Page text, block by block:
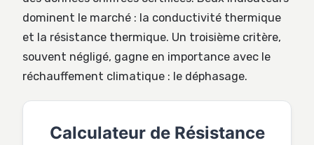
dominent le marché : la conductivité thermique
et la résistance thermique. Un troisième critère,
souvent négligé, gagne en importance avec le
réchauffement climatique : le déphasage.
Calculateur de Résistance